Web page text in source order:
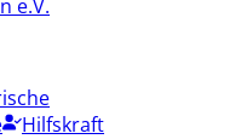
e.V.
Hilfskraft